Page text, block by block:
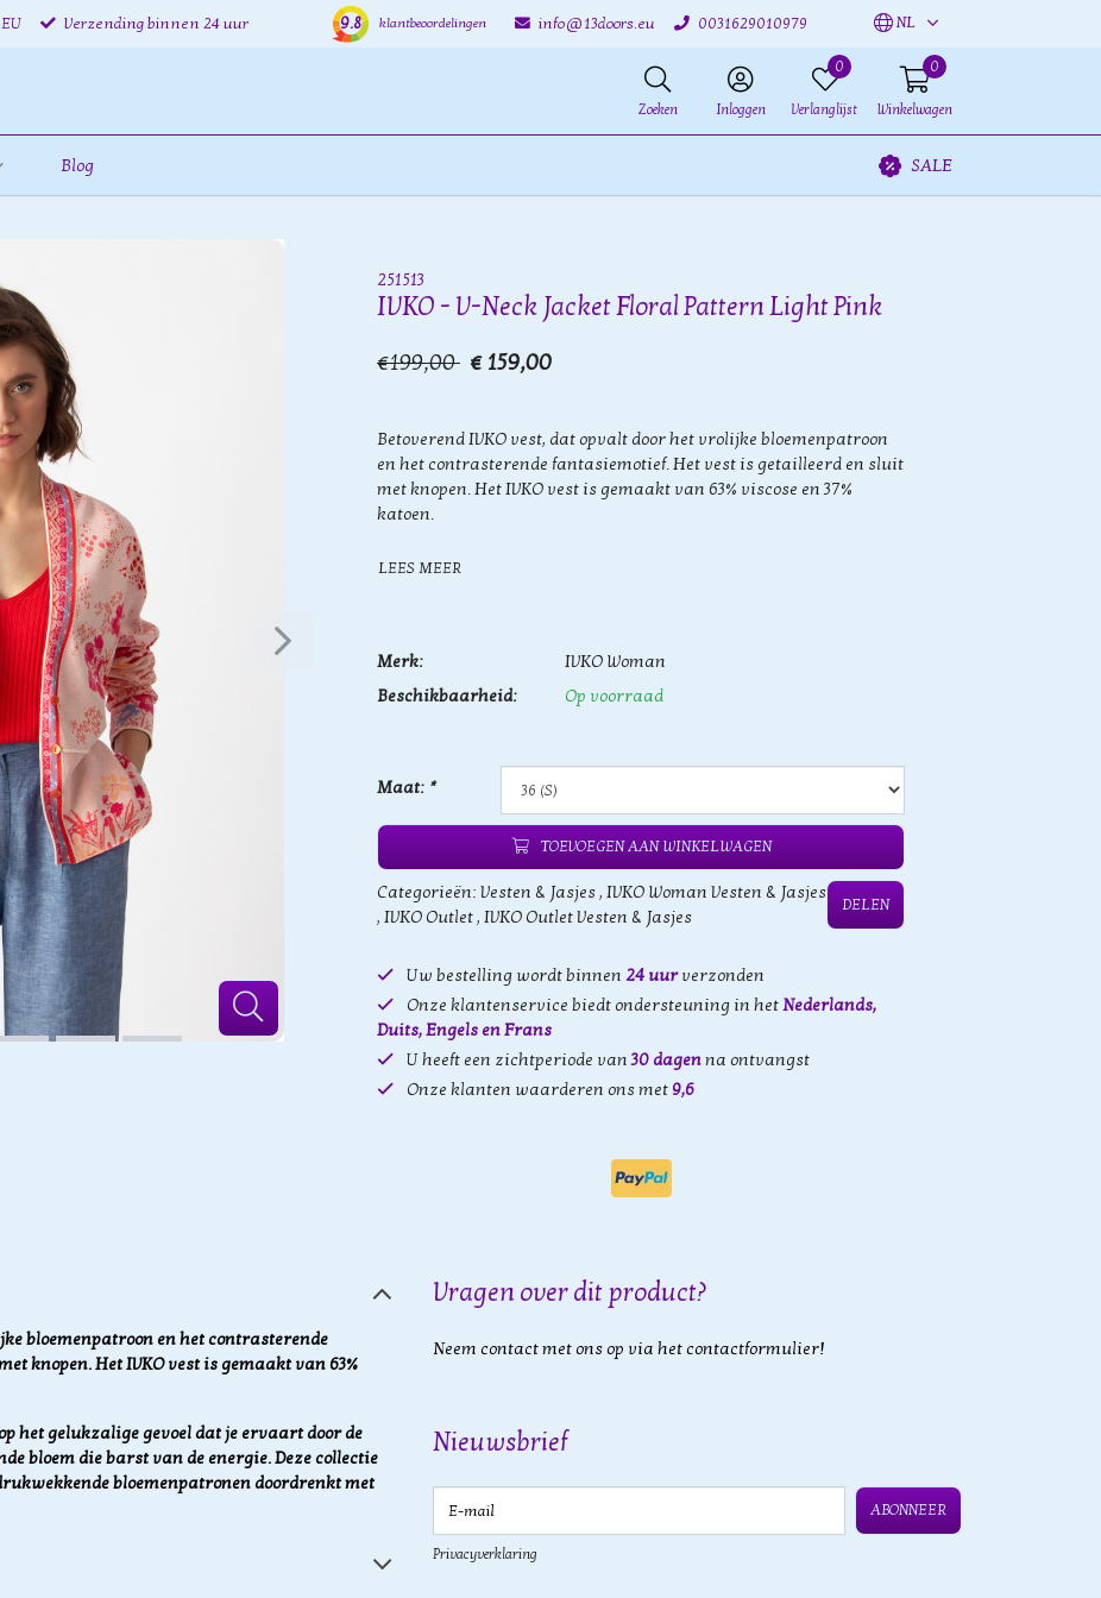
Verzending binnen 24 uur 9.8 klantbeoordelingen info@13doors.eu 0031629010979 NL
Zoeken Inloggen
0
Verlanglijst
0
Winkelwagen
Blog SALE
251513
IVKO - V-Neck Jacket Floral Pattern Light Pink
€199,00 € 159,00
Betoverend IVKO vest, dat opvalt door het vrolijke bloemenpatroon
en het contrasterende fantasiemotief. Het vest is getailleerd en sluit
met knopen. Het IVKO vest is gemaakt van 63% viscose en 37%
katoen.
LEES MEER
Merk:
IVKO Woman
Beschikbaarheid:
Op voorraad
Maat: *
TOEVOEGEN AAN WINKELWAGEN
Categorieën: Vesten & Jasjes, IVKO Woman Vesten & Jasjes
, IVKO Outlet, IVKO Outlet Vesten & Jasjes
DELEN
Uw bestelling wordt binnen 24 uurverzonden
Onze klantenservice biedt ondersteuning in hetNederlands,
Duits, Engels en Frans
U heeft een zichtperiode van30 dagenna ontvangst
Onze klanten waarderen ons met 9,6
bloemenpatroon en het contrasterende
knopen. Het IVKO vest is gemaakt van 63%
het gelukzalige gevoel dat je ervaart door de
bloem die barst van de energie. Deze collectie
bloemenpatronen doordrenkt met
Vragen over dit product?
Neem contact met ons op via het contactformulier!
Nieuwsbrief
E-mail
ABONNEER
Privacyverklaring